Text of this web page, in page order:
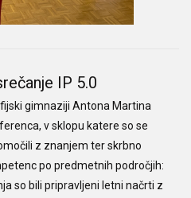
IP 5.0
gimnaziji Antona Martina
v sklopu katere so se
z znanjem ter skrbno
po predmetnih področjih:
so bili pripravljeni letni načrti z